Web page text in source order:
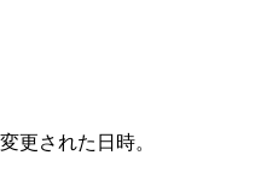
更された日時。